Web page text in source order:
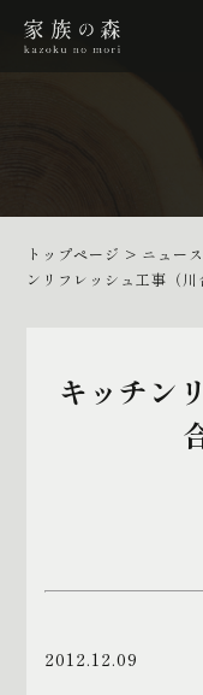
トップページ > ニュー
ンリフレッシュ工事（川
キッチン
2012.12.09